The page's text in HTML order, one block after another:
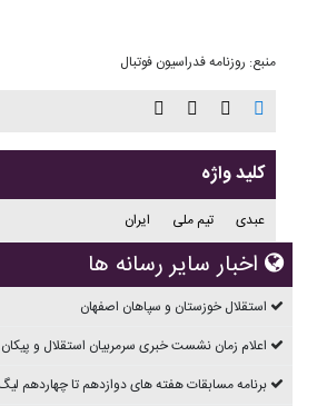
منبع: روزنامه فدراسیون فوتبال
کلید واژه
عبدی تیم ملی ایران
اخبار سایر رسانه ها
استقلال خوزستان و سپاهان اصفهان
اعلام زمان نشست خبری سرمربیان استقلال و پیکان
برنامه مسابقات هفته های دوازدهم تا چهاردهم ليگ